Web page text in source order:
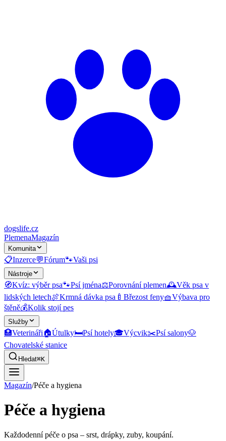
dogslife.cz
PlemenaMagazín
Komunita
📋Inzerce💬Fórum🐾Vaši psi
Nástroje
🧭Kvíz: výběr psa🐾Psí jména⚖️Porovnání plemen🕰️Věk psa v
lidských letech🍖Krmná dávka psa 🍼 Březost feny🧺Výbava pro
štěně💰Kolik stojí pes
Služby
🏥Veterináři🏠Útulky🛏️Psí hotely🎓Výcvik✂️Psí salony🐶
Chovatelské stanice
Hledat⌘K
Magazín/Péče a hygiena
Péče a hygiena
Každodenní péče o psa – srst, drápky, zuby, koupání.